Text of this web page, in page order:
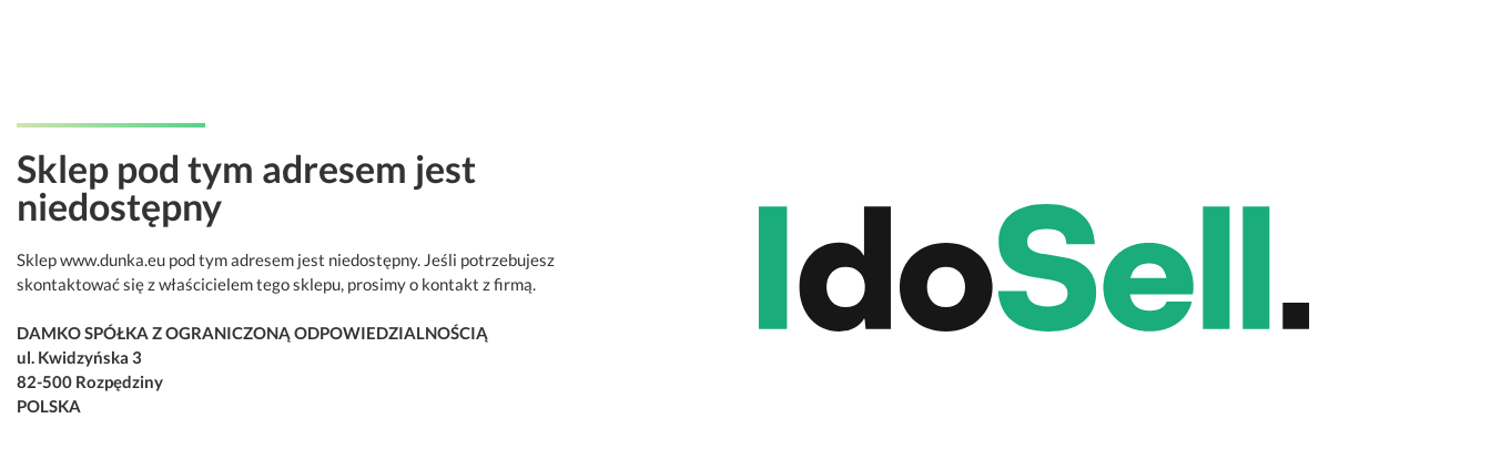
Sklep pod tym adresem jest
niedostępny
Sklep www.dunka.eu pod tym adresem jest niedostępny. Jeśli potrzebujesz
skontaktować się z właścicielem tego sklepu, prosimy o kontakt z firmą.
DAMKO SPÓŁKA Z OGRANICZONĄ ODPOWIEDZIALNOŚCIĄ
ul. Kwidzyńska 3
82-500 Rozpędziny
POLSKA